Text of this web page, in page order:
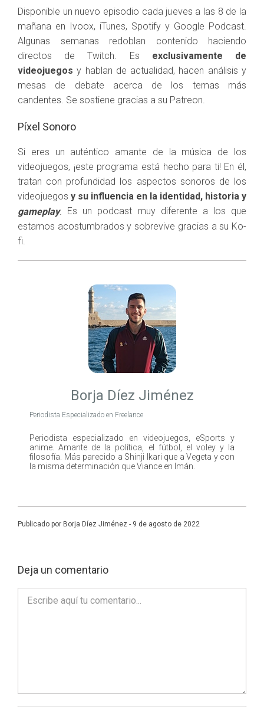
Disponible un nuevo episodio cada jueves a las 8 de la
mañana en Ivoox, iTunes, Spotify y Google Podcast.
Algunas semanas redoblan contenido haciendo
directos de Twitch. Es exclusivamente de
videojuegosy hablan de actualidad, hacen análisis y
mesas de debate acerca de los temas más
candentes. Se sostiene gracias a su Patreon.
Píxel Sonoro
Si eres un auténtico amante de la música de los
videojuegos, ¡este programa está hecho para ti! En él,
tratan con profundidad los aspectos sonoros de los
videojuegos y su influencia en la identidad, historia y
gameplay. Es un podcast muy diferente a los que
estamos acostumbrados y sobrevive gracias a su Ko-
fi.
Borja Díez Jiménez
Periodista Especializado en Freelance
Periodista especializado en videojuegos, eSports y
anime. Amante de la política, el fútbol, el voley y la
filosofía. Más parecido a Shinji Ikari que a Vegeta y con
la misma determinación que Viance en Imán.
Publicado por Borja Díez Jiménez - 9 de agosto de 2022
Deja un comentario